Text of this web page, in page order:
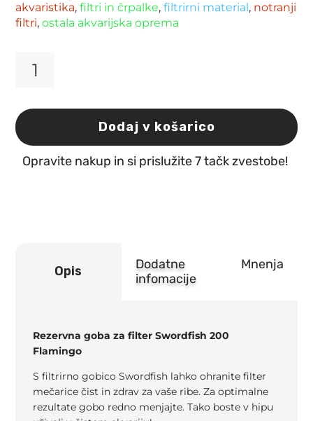
akvaristika,filtri in črpalke,filtrirni material , notranji
filtri,ostala akvarijska oprema
filter
Swordfish
200
Flamingo
Dodaj v košarico
Opravite nakup in si prislužite 7 tačk zvestobe!
Opis
Dodatne
infomacije
Mnenja
Rezervna goba za filter Swordfish 200
Flamingo
S filtrirno gobico Swordfish lahko ohranite filter
mečarice čist in zdrav za vaše ribe. Za optimalne
rezultate gobo redno menjajte. Tako boste v hipu